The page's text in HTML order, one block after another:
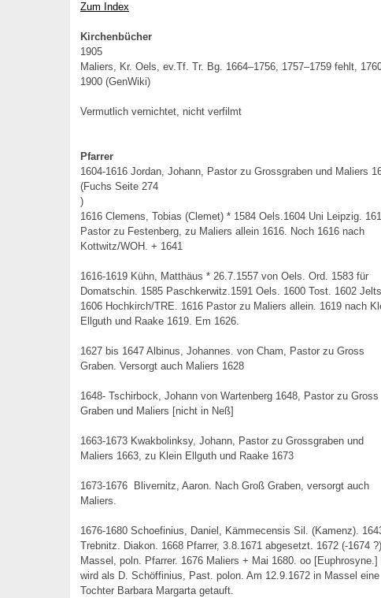
Zum Index
Kirchenbücher
1905
Maliers, Kr. Oels, ev.Tf. Tr. Bg. 1664–1756, 1757–1759 fehlt,
1900 (GenWiki)
Vermutlich vernichtet, nicht verfilmt
Pfarrer
1604-1616 Jordan, Johann, Pastor zu Grossgraben und Maliers
(Fuchs Seite 274
)
1616 Clemens, Tobias (Clemet) * 1584 Oels.1604 Uni Leipzig.
Pastor zu Festenberg, zu Maliers allein 1616. Noch 1616 nach
Kottwitz/WOH. + 1641
1616-1619 Kühn, Matthäus * 26.7.1557 von Oels. Ord. 1583 für
Domatschin. 1585 Paschkerwitz.1591 Oels. 1600 Tost. 1602
1606 Hochkirch/TRE. 1616 Pastor zu Maliers allein. 1619 nach
Ellguth und Raake 1619. Em 1626.
1627 bis 1647 Albinus, Johannes. von Cham, Pastor zu Gross
Graben. Versorgt auch Maliers 1628
1648- Tschirbock, Johann von Wartenberg 1648, Pastor zu Gross
Graben und Maliers [nicht in Neß]
1663-1673 Kwakbolinksy, Johann, Pastor zu Grossgraben und
Maliers 1663, zu Klein Ellguth und Raake 1673
1673-1676 Blivernitz, Aaron. Nach Groß Graben, versorgt auch
Maliers.
1676-1680 Schoefinius, Daniel, Kämmecensis Sil. (Kamenz).
Trebnitz. Diakon. 1668 Pfarrer, 3.8.1671 abgesetzt. 1672 (-1674 ?)
Massel, poln. Pfarrer. 1676 Maliers + Mai 1680. oo [Euphrosyne.]
wird als D. Schöffinius, Past. polon. Am 12.9.1672 in Massel eine
Tochter Barbara Margarta getauft.